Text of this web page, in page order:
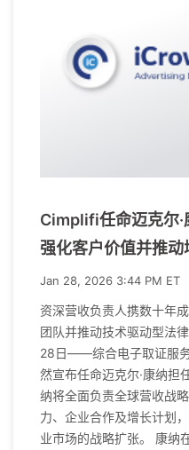
Cimplifi任命迈克尔
强化客户价值并推动
Jan 28, 2026 3:44 PM ET
资深营收负责人携数十年
团队并推动技术驱动型法
28日——综合电子取证服
然宣布任命迈克尔·康纳担
纳将全面负责全球营收战
力、企业合作及增长计划
业市场的战略扩张。 康纳